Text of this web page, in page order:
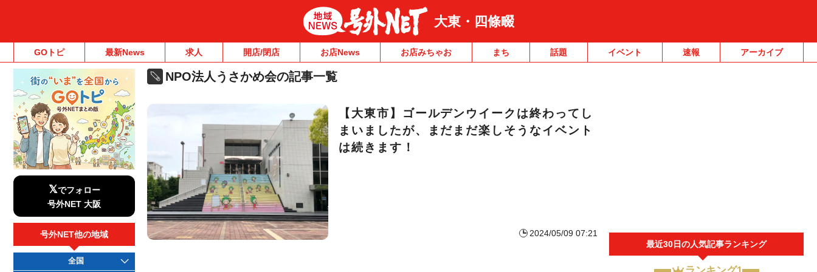
大東・四條畷
GOトピ 最新News 求人 開店/閉店 お店News お店みちゃお まち 話題 イベント 速報 アーカイブ
NPO法人うさかめ会の記事一覧
【大東市】ゴールデンウイークは終わってし
まいましたが、まだまだ楽しそうなイベント
は続きます！
2024/05/09 07:21
最近30日の人気記事ランキング
𝕏でフォロー
号外NET 大阪
号外NET他の地域
全国